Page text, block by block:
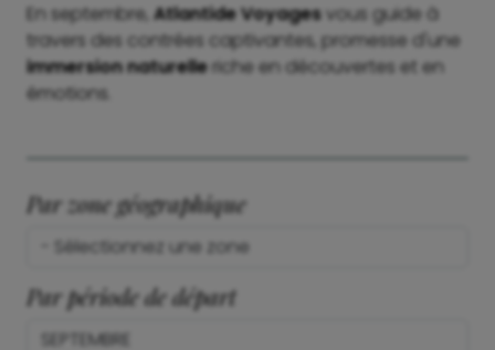
En septembre, Atlantide Voyages vous guide à
travers des contrées captivantes, promesse d'une
immersion naturelleriche en découvertes et en
émotions.
Par zone géographique
Par période de départ